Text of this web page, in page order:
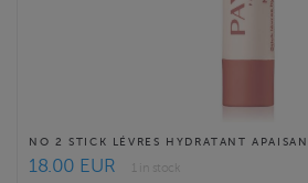
NO 2 STICK LÉVRES HYDRATANT
18.00 EUR
1 in stock